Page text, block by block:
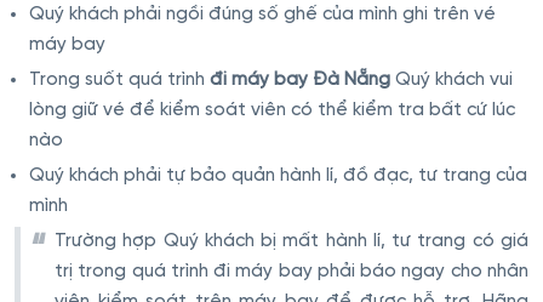
Quý khách phải ngồi đúng số ghế của mình ghi trên vé
máy bay
Trong suốt quá trình đi máy bay Đà Nẵng Quý khách vui
lòng giữ vé để kiểm soát viên có thể kiểm tra bất cứ lúc
nào
Quý khách phải tự bảo quản hành lí, đồ đạc, tư trang của
mình
Trường hợp Quý khách bị mất hành lí, tư trang có giá
trị trong quá trình đi máy bay phải báo ngay cho nhân